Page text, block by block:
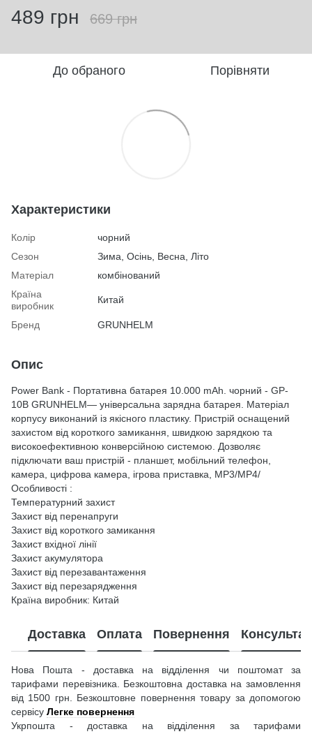
489 грн 669 грн
До обраного Порівняти
Характеристики
Колір
чорний
Сезон
Зима, Осінь, Весна, Літо
Матеріал
комбінований
Країна
виробник
Китай
Бренд GRUNHELM
Опис
Power Bank - Портативна батарея 10.000 mAh. чорний - GP-
10B GRUNHELM— універсальна зарядна батарея. Матеріал
корпусу виконаний із якісного пластику. Пристрій оснащений
захистом від короткого замикання, швидкою зарядкою та
високоефективною конверсійною системою. Дозволяє
підключати ваш пристрій - планшет, мобільний телефон,
камера, цифрова камера, ігрова приставка, MP3/MP4/
Особливості :
Температурний захист
Захист від перенапруги
Захист від короткого замикання
Захист вхідної лінії
Захист акумулятора
Захист від перезавантаження
Захист від перезарядження
Країна виробник: Китай
Доставка Оплата Повернення
Нова Пошта - доставка на відділення чи поштомат за
тарифами перевізника. Безкоштовна доставка на замовлення
від 1500 грн. Безкоштовне повернення товару за допомогою
сервісу Легке повернення
Укрпошта - доставка на відділення за тарифами